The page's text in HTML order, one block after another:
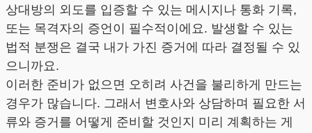
상대방의 외도를 입증할 수 있는 메시지나 통화 기록,
또는 목격자의 증언이 필수적이에요. 발생할 수 있는
법적 분쟁은 결국 내가 가진 증거에 따라 결정될 수 있
으니까요.
이러한 준비가 없으면 오히려 사건을 불리하게 만드는
경우가 많습니다. 그래서 변호사와 상담하며 필요한 서
류와 증거를 어떻게 준비할 것인지 미리 계획하는 게